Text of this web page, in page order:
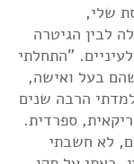
שלי,
לבין הגיטרה
"התחלתי
בעל ואישה,
הרבה שנים
ספרדית.
לא חשבתי